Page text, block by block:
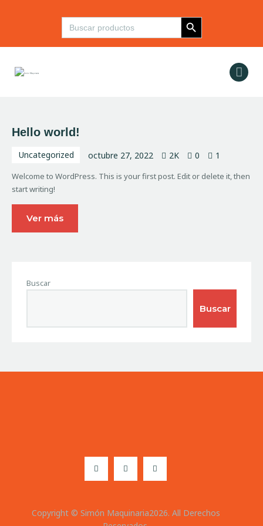
Buscar: Botón de búsqueda
Refacciones
Servicios
Contacto
Hello world!
Uncategorized octubre 27, 2022 2K 0 1
Welcome to WordPress. This is your first post. Edit or delete it, then
start writing!
Ver más
Buscar
Buscar
Copyright © Simón Maquinaria2026. All Derechos